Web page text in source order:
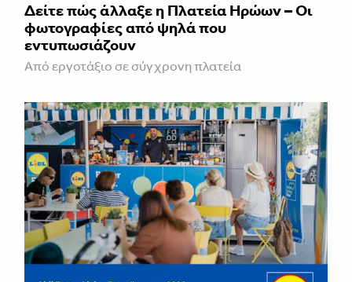
Δείτε πώς άλλαξε η Πλατεία Ηρώων – Οι
φωτογραφίες από ψηλά που
εντυπωσιάζουν
Από εργοτάξιο σε σύγχρονη πλατεία